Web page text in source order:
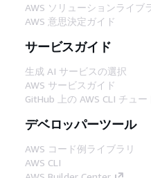
AWS ソリューションライブ
AWS 意思決定ガイド
サービスガイド
生成 AI サービスの選択
AWS サービスガイド
GitHub 上の AWS CLI チュ
デベロッパーツール
AWS コード例ライブラリ
AWS CLI